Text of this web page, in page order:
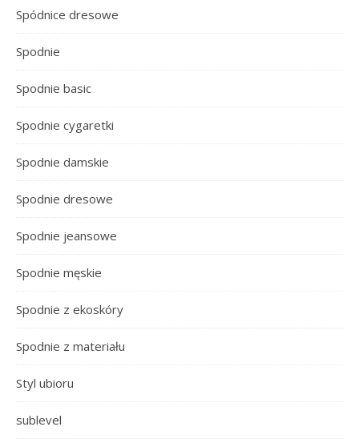
Spódnice dresowe
Spodnie
Spodnie basic
Spodnie cygaretki
Spodnie damskie
Spodnie dresowe
Spodnie jeansowe
Spodnie męskie
Spodnie z ekoskóry
Spodnie z materiału
Styl ubioru
sublevel